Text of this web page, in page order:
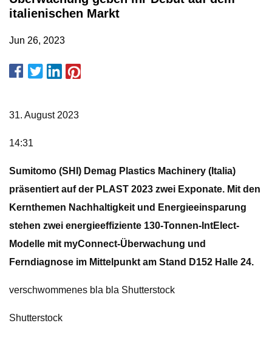
italienischen Markt
Jun 26, 2023
31. August 2023
14:31
Sumitomo (SHI) Demag Plastics Machinery (Italia)
präsentiert auf der PLAST 2023 zwei Exponate. Mit den
Kernthemen Nachhaltigkeit und Energieeinsparung
stehen zwei energieeffiziente 130-Tonnen-IntElect-
Modelle mit myConnect-Überwachung und
Ferndiagnose im Mittelpunkt am Stand D152 Halle 24.
verschwommenes bla bla Shutterstock
Shutterstock